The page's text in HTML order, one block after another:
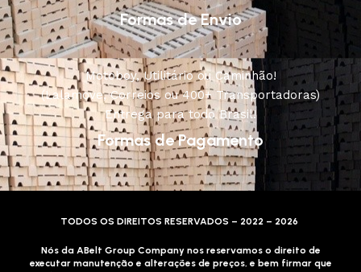
Formas de Envio
Motoboy, Utilitário ou Caminhão!
(Lalamove, Correios ou 400+ Transportadoras)
Entrega para todo Brasil!
Formas de Pagamento
TODOS OS DIREITOS RESERVADOS – 2022 – 2026
Nós da ABelt Group Company nos reservamos o direito de
executar manutenção e alterações de preços, e bem firmar que